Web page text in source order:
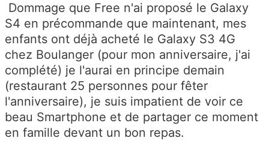
Dommage que Free n'ai proposé le Galaxy
S4 en précommande que maintenant, mes
enfants ont déjà acheté le Galaxy S3 4G
chez Boulanger (pour mon anniversaire, j'ai
complété) je l'aurai en principe demain
(restaurant 25 personnes pour fêter
l'anniversaire), je suis impatient de voir ce
beau Smartphone et de partager ce moment
en famille devant un bon repas.